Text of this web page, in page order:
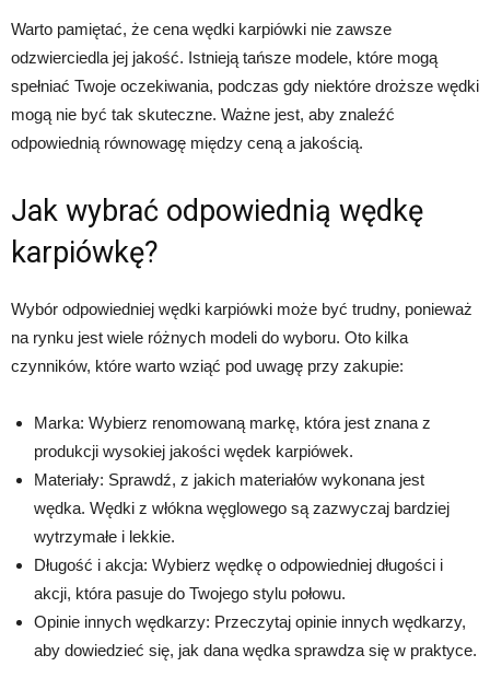
Warto pamiętać, że cena wędki karpiówki nie zawsze
odzwierciedla jej jakość. Istnieją tańsze modele, które mogą
spełniać Twoje oczekiwania, podczas gdy niektóre droższe wędki
mogą nie być tak skuteczne. Ważne jest, aby znaleźć
odpowiednią równowagę między ceną a jakością.
Jak wybrać odpowiednią wędkę
karpiówkę?
Wybór odpowiedniej wędki karpiówki może być trudny, ponieważ
na rynku jest wiele różnych modeli do wyboru. Oto kilka
czynników, które warto wziąć pod uwagę przy zakupie:
Marka: Wybierz renomowaną markę, która jest znana z
produkcji wysokiej jakości wędek karpiówek.
Materiały: Sprawdź, z jakich materiałów wykonana jest
wędka. Wędki z włókna węglowego są zazwyczaj bardziej
wytrzymałe i lekkie.
Długość i akcja: Wybierz wędkę o odpowiedniej długości i
akcji, która pasuje do Twojego stylu połowu.
Opinie innych wędkarzy: Przeczytaj opinie innych wędkarzy,
aby dowiedzieć się, jak dana wędka sprawdza się w praktyce.